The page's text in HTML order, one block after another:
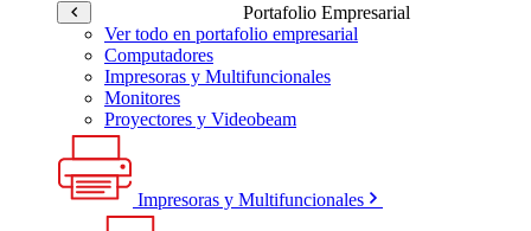
Portafolio Empresarial
Ver todo en portafolio empresarial
Computadores
Impresoras y Multifuncionales
Monitores
Proyectores y Videobeam
Impresoras y Multifuncionales